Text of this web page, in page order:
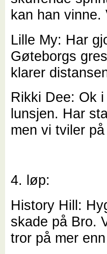
kan han vinne.
Lille My: Har
Gøteborgs
klarer
Rikki Dee: Ok
lunsjen. Har
men vi tviler
4. løp:
History Hill:
skade på Bro.
tror på mer